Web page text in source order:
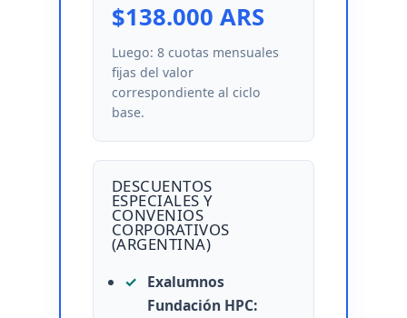
$138.000 ARS
Luego: 8 cuotas mensuales
fijas del valor
correspondiente al ciclo
base.
DESCUENTOS
ESPECIALES Y
CONVENIOS
CORPORATIVOS
(ARGENTINA)
Exalumnos
Fundación HPC: